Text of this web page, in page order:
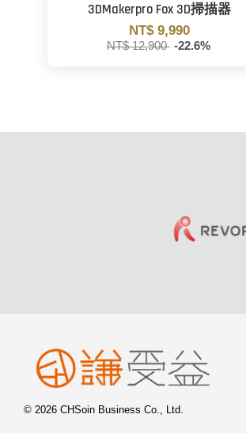
3DMakerpro Fox 3D掃描器
NT$ 9,990
NT$ 12,900 -22.6%
© 2026 CHSoin Business Co., Ltd.